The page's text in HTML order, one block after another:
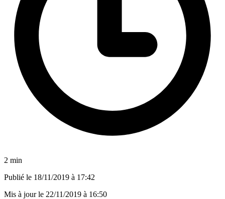
2 min
Publié le 18/11/2019 à 17:42
Mis à jour le 22/11/2019 à 16:50